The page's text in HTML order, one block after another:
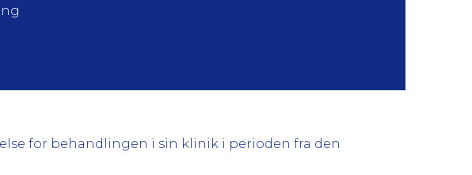
for behandlingen i sin klinik i perioden fra den